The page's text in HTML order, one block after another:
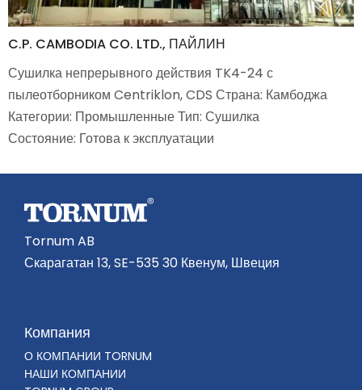
C.P. CAMBODIA CO. LTD., ПАЙЛИН
Сушилка непрерывного действия TK4-24 с
пылеотборником Centriklon, CDS Страна: Камбоджа
Категории: Промышленные Тип: Сушилка
Состояние: Готова к эксплуатации
Tornum AB
Скарагатан 13, SE-535 30 Квенум, Швеция
Компания
О КОМПАНИИ TORNUM
НАШИ КОМПАНИИ